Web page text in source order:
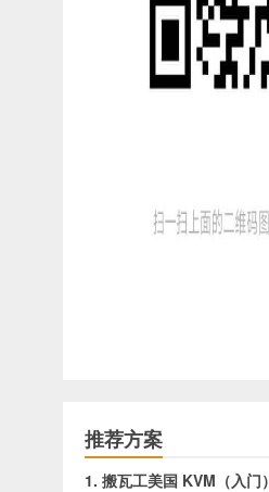
推荐方案
1. 搬瓦工美国 KVM（入门）